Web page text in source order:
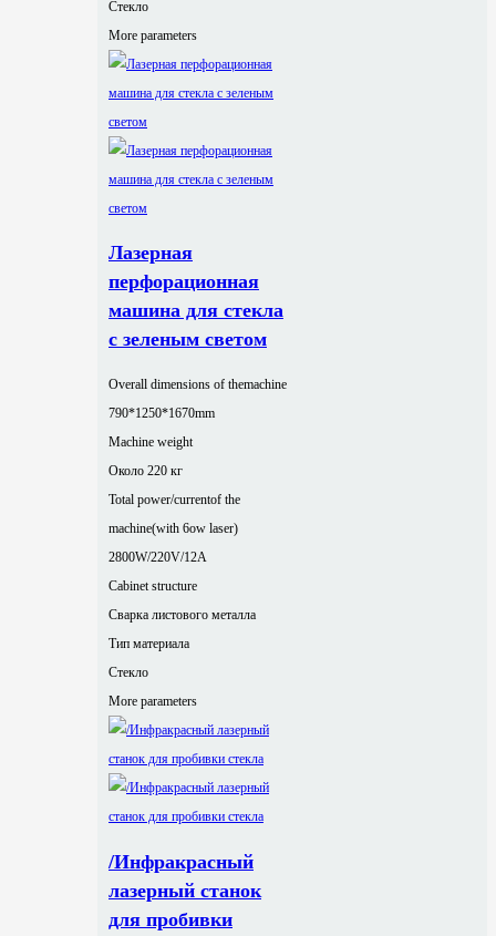
Стекло
More parameters
Лазерная
перфорационная
машина для стекла
с зеленым светом
Overall dimensions of themachine
790*1250*1670mm
Machine weight
Около 220 кг
Total power/currentof the
machine(with 6ow laser)
2800W/220V/12A
Cabinet structure
Сварка листового металла
Тип материала
Стекло
More parameters
/Инфракрасный
лазерный станок
для пробивки